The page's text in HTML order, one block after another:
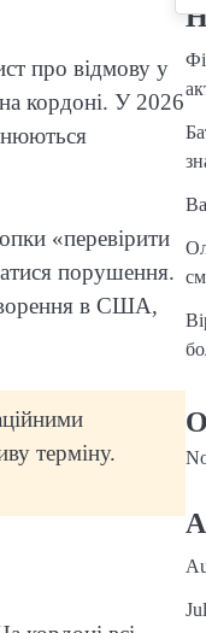
про відмову у
кордоні. У 2026
«перевірити
порушення.
в США,
терміну.